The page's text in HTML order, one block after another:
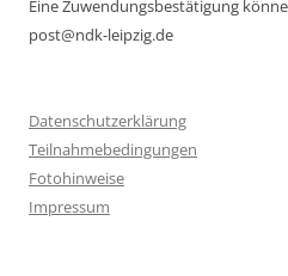
Eine Zuwendungsbestätigung
post@ndk-leipzig.de
Datenschutzerklärung
Teilnahmebedingungen
Fotohinweise
Impressum